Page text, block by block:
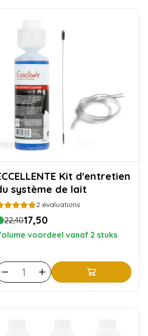
Kit d'entretien
système de lait
2 évaluations
22,4017,50
voordeel vanaf 2 stuks